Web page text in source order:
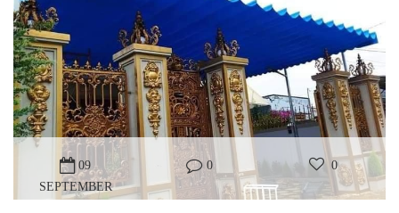
09
SEPTEMBER
0 0